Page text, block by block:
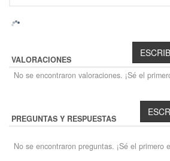
VALORACIONES
No se encontraron valoraciones. ¡Sé el
PREGUNTAS Y RESPUESTAS
No se encontraron preguntas. ¡Sé el primero